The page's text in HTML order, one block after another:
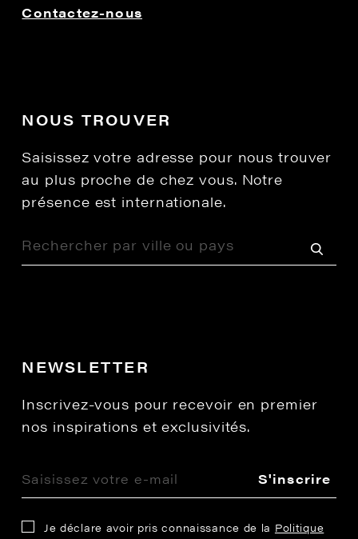
Contactez-nous
NOUS TROUVER
Saisissez votre adresse pour nous trouver
au plus proche de chez vous. Notre
présence est internationale.
NEWSLETTER
Inscrivez-vous pour recevoir en premier
nos inspirations et exclusivités.
S'inscrire
Je déclare avoir pris connaissance de la Politique